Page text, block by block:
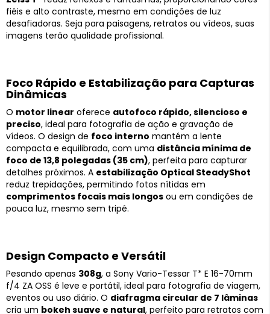
fiéis e alto contraste, mesmo em condições de luz
desafiadoras. Seja para paisagens, retratos ou vídeos, suas
imagens terão qualidade profissional.
Foco Rápido e Estabilização para Capturas
Dinâmicas
O motor linear oferece autofoco rápido, silencioso e
preciso, ideal para fotografia de ação e gravação de
vídeos. O design de foco interno mantém a lente
compacta e equilibrada, com uma distância mínima de
foco de 13,8 polegadas (35 cm), perfeita para capturar
detalhes próximos. A estabilização Optical SteadyShot
reduz trepidações, permitindo fotos nítidas em
comprimentos focais mais longos ou em condições de
pouca luz, mesmo sem tripé.
Design Compacto e Versátil
Pesando apenas 308g, a Sony Vario-Tessar T* E 16-70mm
f/4 ZA OSS é leve e portátil, ideal para fotografia de viagem,
eventos ou uso diário. O diafragma circular de 7 lâminas
cria um bokeh suave e natural, perfeito para retratos com